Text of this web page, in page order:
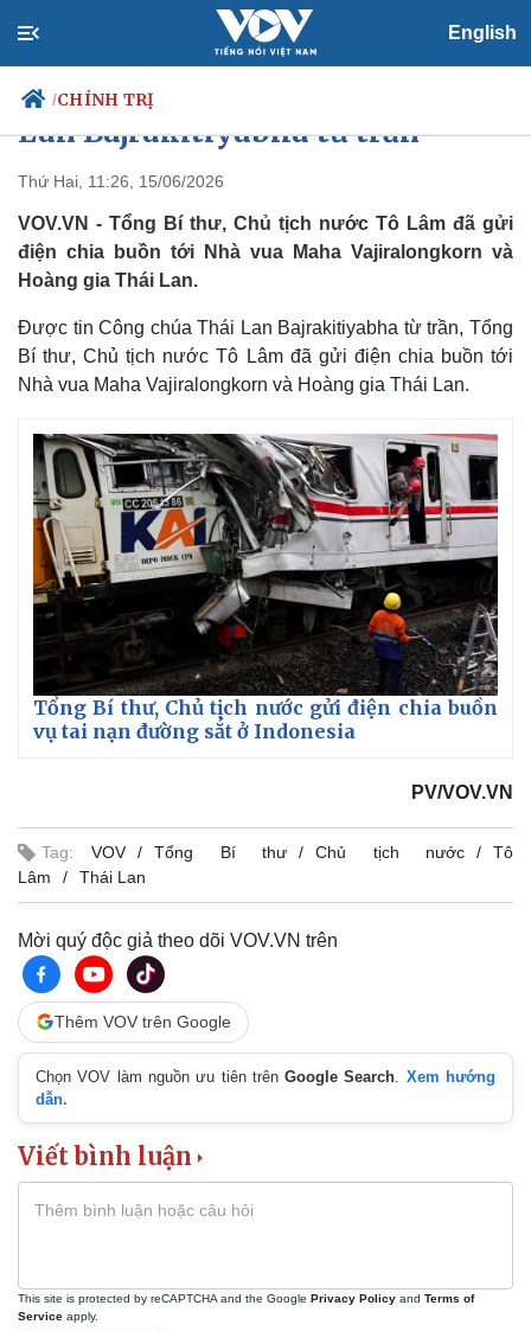
English
/CHÍNH TRỊ
Chính trị
Đảng
Tổ chức nhân sự
Nhận diện sự thật
Xã hội
Tin 24h
Dấu ấn VOV
Việc làm
Biển đảo
Điện chia buồn Công chúa Thái
Lan Bajrakitiyabha từ trần
Thứ Hai, 11:26, 15/06/2026
VOV.VN - Tổng Bí thư, Chủ tịch nước Tô Lâm đã gửi
điện chia buồn tới Nhà vua Maha Vajiralongkorn và
Hoàng gia Thái Lan.
Được tin Công chúa Thái Lan Bajrakitiyabha từ trần, Tổng
Bí thư, Chủ tịch nước Tô Lâm đã gửi điện chia buồn tới
Nhà vua Maha Vajiralongkorn và Hoàng gia Thái Lan.
Tổng Bí thư, Chủ tịch nước gửi điện chia buồn
vụ tai nạn đường sắt ở Indonesia
PV/VOV.VN
Tag: VOV Tổng Bí thư Chủ tịch nước
Tô
Lâm
Thái Lan
Mời quý độc giả theo dõi VOV.VN trên
Thêm VOV trên Google
Chọn VOV làm nguồn ưu tiên trênGoogle Search
Xem hướng
dẫn.
Viết bình luận
This site is protected by reCAPTCHA and the Google Privacy Policy and Terms of
Service apply.